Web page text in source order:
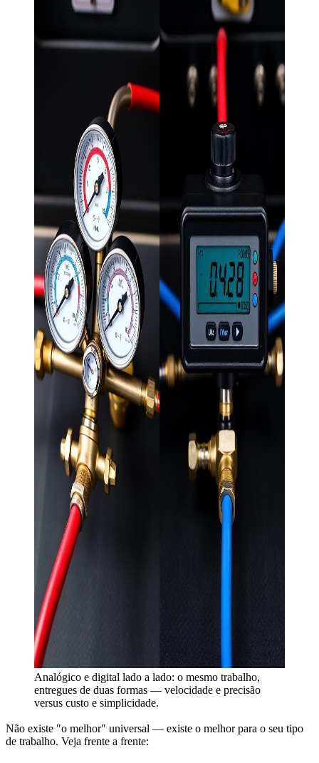
Analógico e digital lado a lado: o mesmo trabalho,
entregues de duas formas — velocidade e precisão
versus custo e simplicidade.
Não existe "o melhor" universal — existe o melhor para o seu tipo
de trabalho. Veja frente a frente: